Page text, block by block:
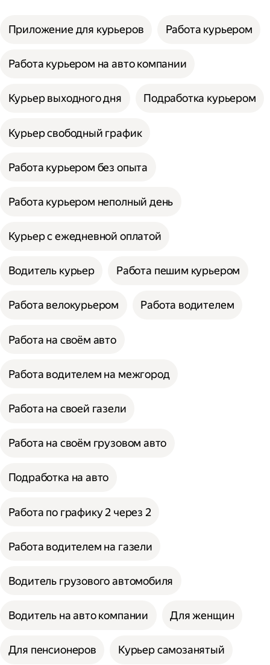
Приложение для курьеров Работа курьером
Работа курьером на авто компании
Курьер выходного дня Подработка курьером
Курьер свободный график
Работа курьером без опыта
Работа курьером неполный день
Курьер с ежедневной оплатой
Водитель курьер Работа пешим курьером
Работа велокурьером Работа водителем
Работа на своём авто
Работа водителем на межгород
Работа на своей газели
Работа на своём грузовом авто
Подработка на авто
Работа по графику 2 через 2
Работа водителем на газели
Водитель грузового автомобиля
Водитель на авто компании Для женщин
Для пенсионеров Курьер самозанятый